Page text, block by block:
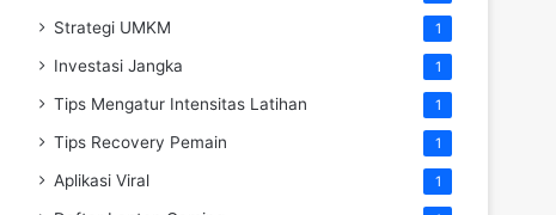
Strategi UMKM 1
Investasi Jangka 1
Tips Mengatur Intensitas Latihan 1
Tips Recovery Pemain 1
Aplikasi Viral 1